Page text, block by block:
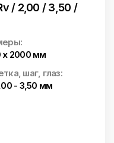
/ 2,00 / 3,50 /
x 2000 мм
шаг, глаз:
- 3,50 мм